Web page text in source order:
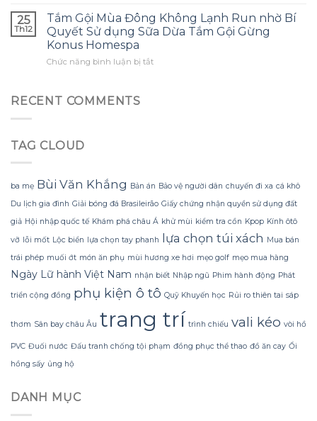
thường
gặp?
tôi
ước
sớm
một
bông
lồ
hình
thế
nào
để
dụng
không
phí
tiền?
25
Th12
Tắm Gội Mùa Đông Không Lạnh Run nhờ Bí
Quyết Sử dụng Sữa Dừa Tắm Gội Gừng
Konus Homespa
Chức năng bình luận bị tắtở
Quyết
dụng
Sữa
Tắm
Gội
Konus
Homespa
RECENT COMMENTS
TAG CLOUD
ba mẹ Bùi Văn Khắng Bản án Bảo vệ người dân chuyến đi xa cá khô
Du lịch gia đình Giải bóng đá Brasileirão Giấy chứng nhận quyền sử dụng đất
giả Hội nhập quốc tế Khám phá châu Á khử mùi kiểm tra cồn Kpop Kính ôtô
vỡ lỗi mốt Lộc biển lựa chọn tay phanh lựa chọn túi xách
Mua bán
trái phép muối ớt món ăn phụ mùi hương xe hơi mẹo golf mẹo mua hàng
Ngày Lữ hành Việt Nam nhận biết Nhập ngũ Phim hành động Phát
triển cộng đồng phụ kiện ô tô Quỹ Khuyến học Rủi ro thiên tai sáp
thơm Sân bay châu Âu trang trí trình chiếu vali kéo vòi hồ
PVC Đuối nước Đấu tranh chống tội phạm đồng phục thể thao đồ ăn cay Ổi
hồng sấy ủng hộ
DANH MỤC